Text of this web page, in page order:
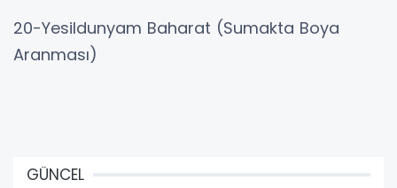
20-Yesildunyam Baharat (Sumakta Boya
Aranması)
GÜNCEL